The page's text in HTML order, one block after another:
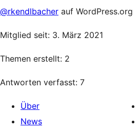
@rkendlbacher auf WordPress.org
Mitglied seit: 3. März 2021
Themen erstellt: 2
Antworten verfasst: 7
Über
News